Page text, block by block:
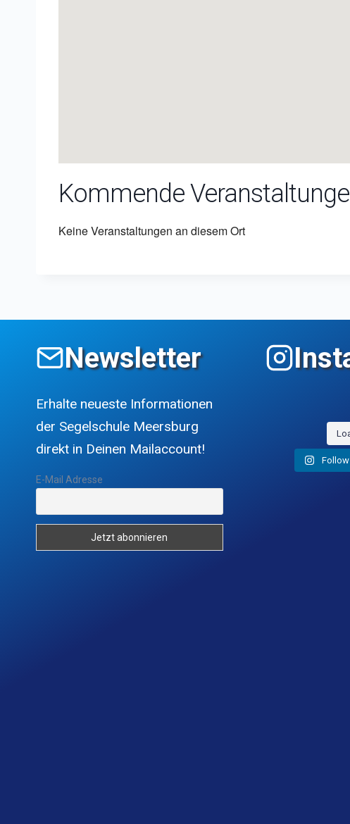
Kommende
Keine Veranstaltungen an diesem Ort
Newsletter
Erhalte neueste Informationen
der Segelschule Meersburg
direkt in Deinen Mailaccount!
E-Mail Adresse